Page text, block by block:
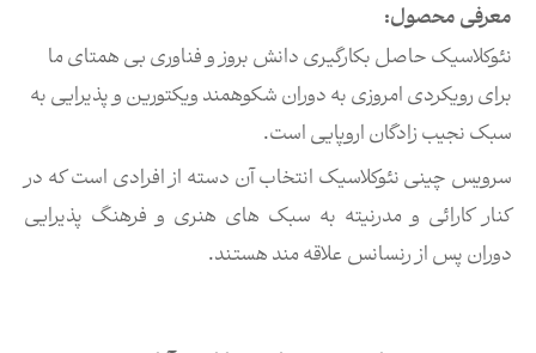
معرفی محصول:
نئوکلاسیک حاصل بکارگیری دانش بروز و فناوری بی همتای ما
برای رویکردی امروزی به دوران شکوهمند ویکتورین و پذیرایی به
سبک نجیب زادگان اروپایی است.
سرویس چینی نئوکلاسیک انتخاب آن دسته از افرادی است که در
کنار کارائی و مدرنیته به سبک های هنری و فرهنگ پذیرایی
دوران پس از رنسانس علاقه مند هستند.